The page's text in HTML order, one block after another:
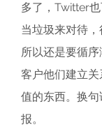
多了，Twitter
当垃圾来对待
所以还是要循
客户他们建立
值的东西。换
报。